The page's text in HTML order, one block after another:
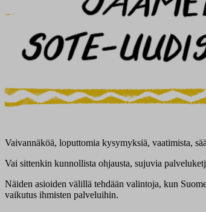
Vaivannäköä, loputtomia kysymyksiä, vaatimista,
Vai sittenkin kunnollista ohjausta, sujuvia
Näiden asioiden välillä tehdään valintoja, kun
vaikutus ihmisten palveluihin.